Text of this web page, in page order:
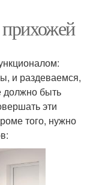
прихожей
в прихожей
и раздеваемся,
должно быть
эти
того, нужно